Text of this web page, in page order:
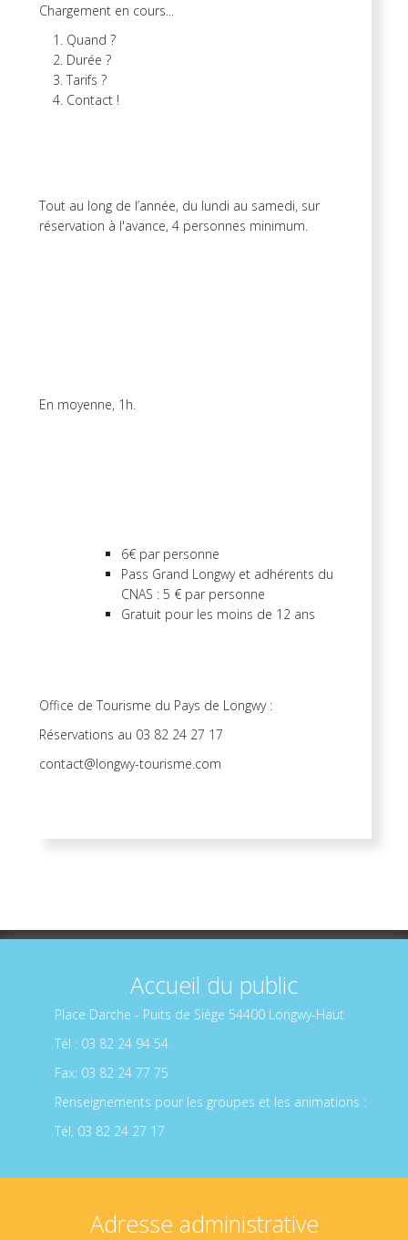
Chargement en cours...
Quand ?
Durée ?
Tarifs ?
Contact !
Tout au long de l’année, du lundi au samedi, sur
réservation à l'avance, 4 personnes minimum.
En moyenne, 1h.
6€ par personne
Pass Grand Longwy et adhérents du
CNAS : 5 € par personne
Gratuit pour les moins de 12 ans
Office de Tourisme du Pays de Longwy :
Réservations au 03 82 24 27 17
contact@longwy-tourisme.com
Accueil du public
Place Darche - Puits de Siège 54400 Longwy-Haut
Tél : 03 82 24 94 54
Fax: 03 82 24 77 75
Renseignements pour les groupes et les animations :
Tél. 03 82 24 27 17
Adresse administrative